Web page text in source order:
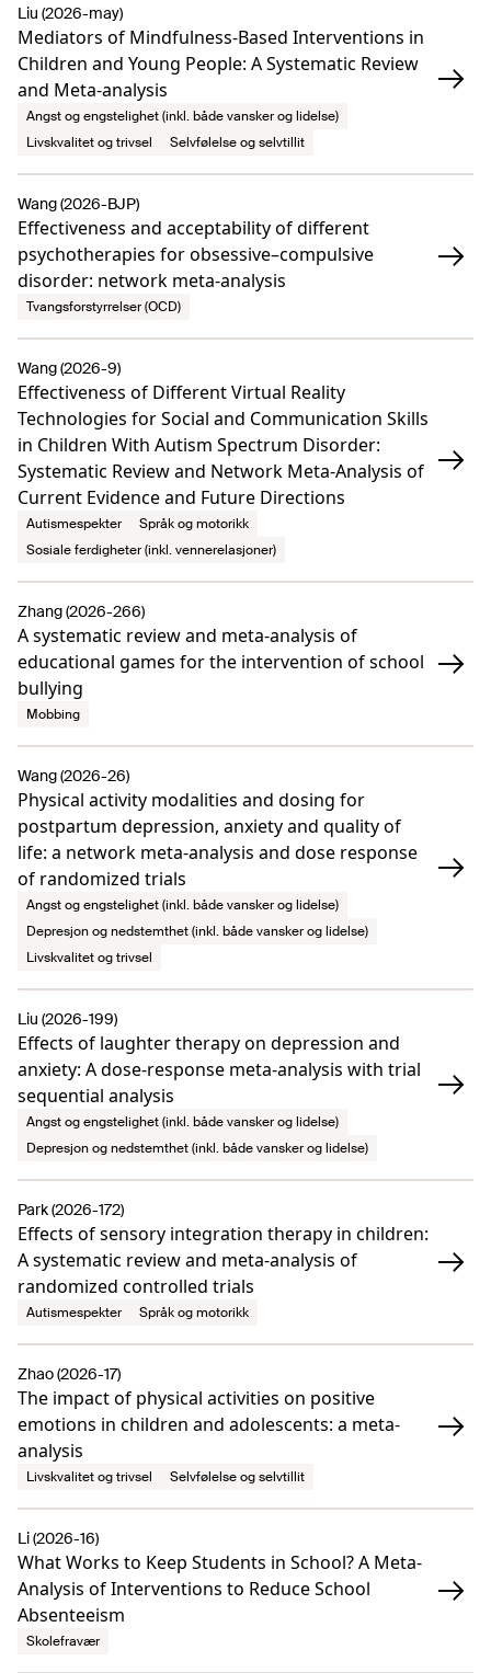
Mediators of Mindfulness-Based Interventions in
Children and Young People: A Systematic Review
and Meta-analysis
Liu (2026-may)
Angst og engstelighet (inkl. både vansker og lidelse)
Livskvalitet og trivsel
Selvfølelse og selvtillit
Effectiveness and acceptability of different
psychotherapies for obsessive–compulsive
disorder: network meta-analysis
Wang (2026-BJP)
Tvangsforstyrrelser (OCD)
Effectiveness of Different Virtual Reality
Technologies for Social and Communication Skills
in Children With Autism Spectrum Disorder:
Systematic Review and Network Meta-Analysis of
Current Evidence and Future Directions
Wang (2026-9)
Autismespekter
Språk og motorikk
Sosiale ferdigheter (inkl. vennerelasjoner)
A systematic review and meta-analysis of
educational games for the intervention of school
bullying
Zhang (2026-266)
Mobbing
Physical activity modalities and dosing for
postpartum depression, anxiety and quality of
life: a network meta-analysis and dose response
of randomized trials
Wang (2026-26)
Angst og engstelighet (inkl. både vansker og lidelse)
Depresjon og nedstemthet (inkl. både vansker og lidelse)
Livskvalitet og trivsel
Effects of laughter therapy on depression and
anxiety: A dose-response meta-analysis with trial
sequential analysis
Liu (2026-199)
Angst og engstelighet (inkl. både vansker og lidelse)
Depresjon og nedstemthet (inkl. både vansker og lidelse)
Effects of sensory integration therapy in children:
A systematic review and meta-analysis of
randomized controlled trials
Park (2026-172)
Autismespekter Språk og motorikk
The impact of physical activities on positive
emotions in children and adolescents: a meta-
analysis
Zhao (2026-17)
Livskvalitet og trivsel Selvfølelse og selvtillit
What Works to Keep Students in School? A Meta-
Analysis of Interventions to Reduce School
Absenteeism
Li (2026-16)
Skolefravær